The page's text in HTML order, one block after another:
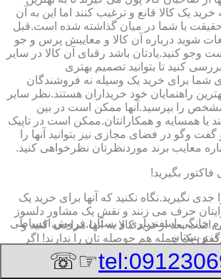
یک کالا قانع و ترغیب کنند اما این به آن
با شما در میان گذاشته شده است.قبل
شوید درباره آن کالا و معایبش پرس و جو
وجو کنید.یادتان باشد رقبای آن کالا در سایر
کنید تا بتوانید تصمیم بهتری
شما برای خرید یک وسیله نه فروشندگان
راهنمایان خود خریداران هستند.نظر سایر
را بپرسید.آنها ممکن است در بین
یا همسایه و همکارانتان.ممکن است در تاپیک
وگو در فضای مجازی نیز بتوانید آنها را
معایب برند موردنظرتان نظرخواهی کنید.
بگیرید!
نگیرید.نگاه نکنید که آنها برای خرید یک
حرف می زنند و نقش یک مشاور دلسوز
است بعد ازخرید کالا به آنها مراجعه کنید و
گفتن یک جمله هم حوصله تان را ندارند! اگر
کالایی ویژگی های منحصربه فرد و تضمین
تمام آن ویژگی ها را به صورت دقیق و
خانگی اسفندیاری و بستان,فروش اقساطی
و بستان
☞☏